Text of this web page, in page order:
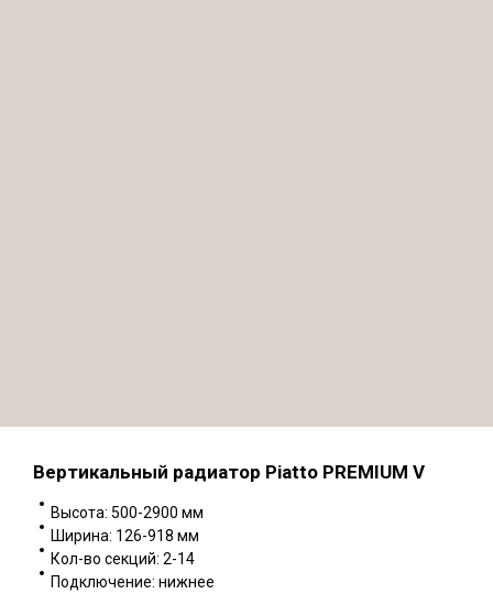
Вертикальный радиатор Piatto PREMIUM V
Высота: 500-2900 мм
Ширина: 126-918 мм
Кол-во секций: 2-14
Подключение: нижнее